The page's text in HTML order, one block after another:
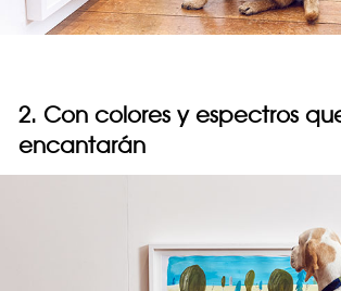
2. Con colores y espectros
encantarán